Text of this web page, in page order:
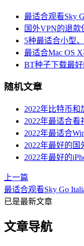
最适合观看Sky
国外VPN的退款
5种最适合小型
最适合Mac OS
BT种子下载最
随机文章
2022年比特币
2022年最适合
2022年最适合
2022年最好的国
2022年最好的
上一篇
最适合观看Sky Go
已是最新文章
文章导航